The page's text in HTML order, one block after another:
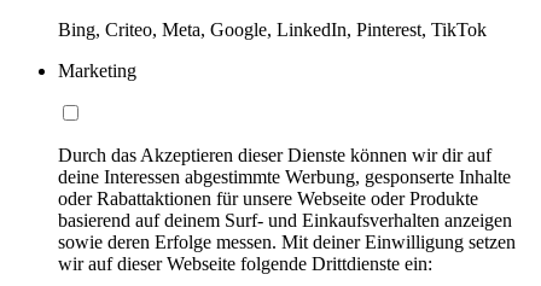
Bing, Criteo, Meta, Google, LinkedIn, Pinterest, TikTok
Marketing
Durch das Akzeptieren dieser Dienste können wir dir auf
deine Interessen abgestimmte Werbung, gesponserte Inhalte
oder Rabattaktionen für unsere Webseite oder Produkte
basierend auf deinem Surf- und Einkaufsverhalten anzeigen
sowie deren Erfolge messen. Mit deiner Einwilligung setzen
wir auf dieser Webseite folgende Drittdienste ein: